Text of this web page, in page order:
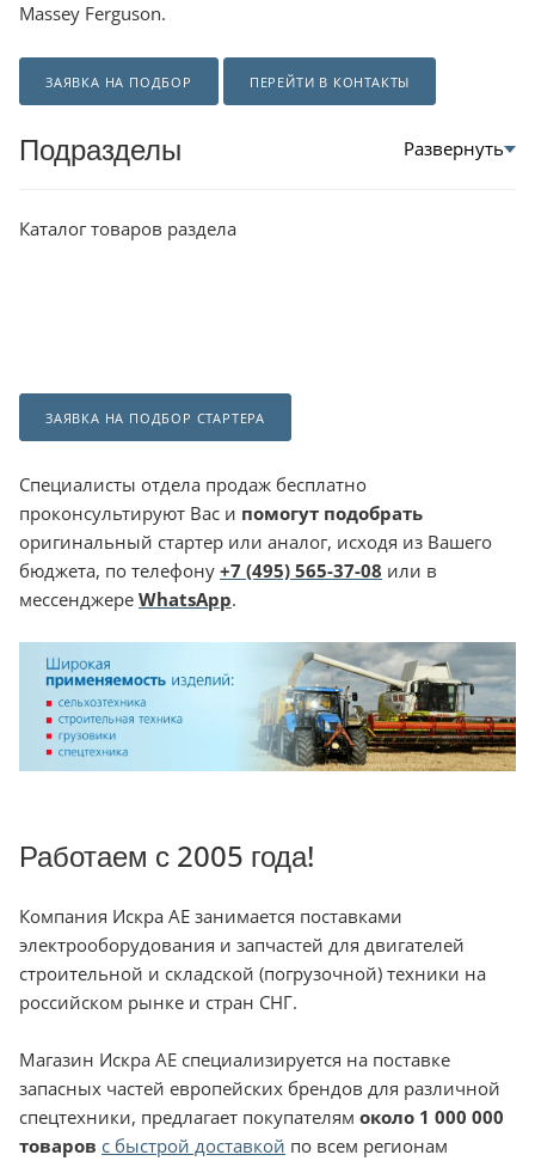
Massey Ferguson.
ЗАЯВКА НА ПОДБОР ПЕРЕЙТИ В КОНТАКТЫ
Подразделы
Каталог товаров раздела
ЗАЯВКА НА ПОДБОР СТАРТЕРА
Специалисты отдела продаж бесплатно
проконсультируют Вас и помогут подобрать
оригинальный стартер или аналог, исходя из Вашего
бюджета, по телефону +7 (495) 565-37-08 или в
мессенджере WhatsApp.
Работаем с 2005 года!
Компания Искра АЕ занимается поставками
электрооборудования и запчастей для двигателей
строительной и складской (погрузочной) техники на
российском рынке и стран СНГ.
Магазин Искра АЕ специализируется на поставке
запасных частей европейских брендов для различной
спецтехники, предлагает покупателям около 1 000 000
товаров с быстрой доставкой по всем регионам